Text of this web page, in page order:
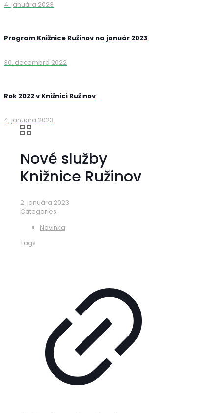
4. januára 2023
Program Knižnice Ružinov na január 2023
30. decembra 2022
Rok 2022 v Knižnici Ružinov
4. januára 2023
Nové služby
Knižnice Ružinov
2. januára 2023
Categories
Novinka
Tags